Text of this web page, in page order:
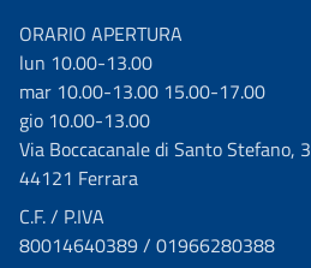
ORARIO APERTURA
lun 10.00-13.00
mar 10.00-13.00 15.00-17.00
gio 10.00-13.00
Via Boccacanale di Santo Stefano, 3
44121 Ferrara
C.F. / P.IVA
80014640389 / 01966280388